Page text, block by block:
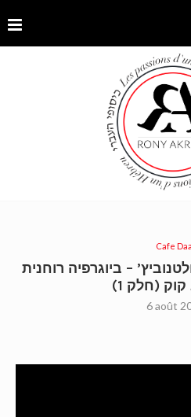
Cafe
סולטנוביץ’ – ביוגרפיה רוחנית
(חלק 1)
6 août